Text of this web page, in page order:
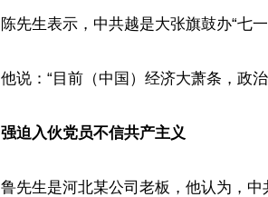
陈先生表示，中共越是大张旗鼓办“七
他说：“目前（中国）经济大萧条，政
强迫入伙党员不信共产主义
鲁先生是河北某公司老板，他认为，